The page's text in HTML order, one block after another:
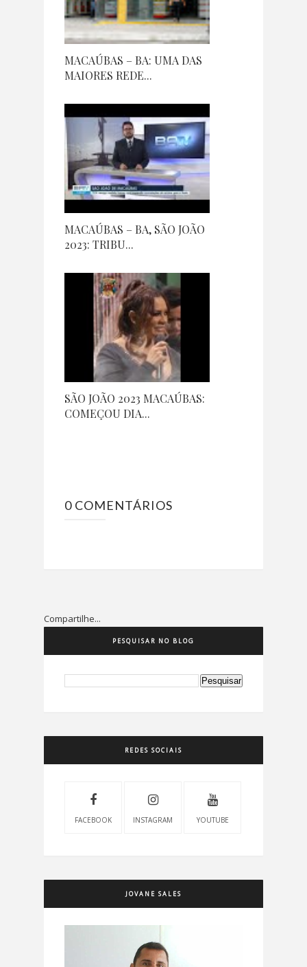
MACAÚBAS – BA: UMA DAS
MAIORES REDE...
MACAÚBAS – BA, SÃO JOÃO
2023: TRIBU...
SÃO JOÃO 2023 MACAÚBAS:
COMEÇOU DIA...
0 COMENTÁRIOS
Compartilhe...
PESQUISAR NO BLOG
REDES SOCIAIS
FACEBOOK INSTAGRAM YOUTUBE
JOVANE SALES